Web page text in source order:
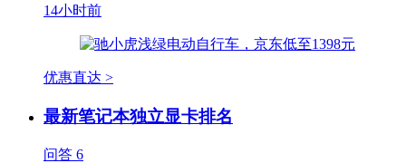
14小时前
优惠直达 >
最新笔记本独立显卡排名
问答 6